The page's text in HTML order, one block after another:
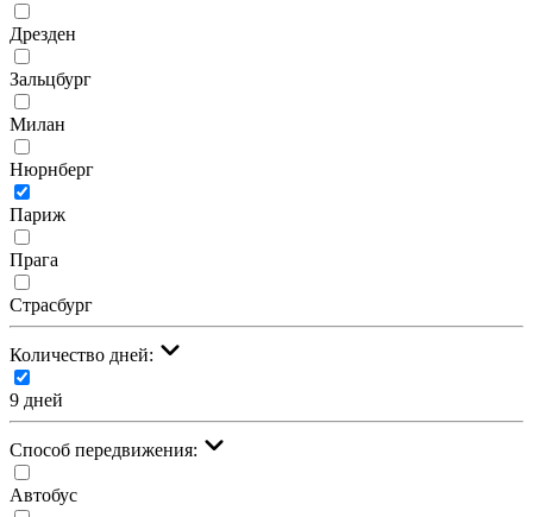
Дрезден
Зальцбург
Милан
Нюрнберг
Париж
Прага
Страсбург
Количество дней:
9 дней
Cпособ передвижения:
Автобус